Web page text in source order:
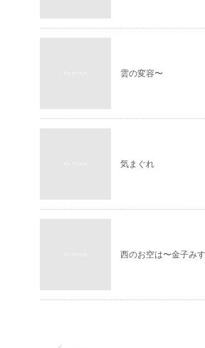
雲の変容〜
気まぐれ
西のお空は〜金子みす